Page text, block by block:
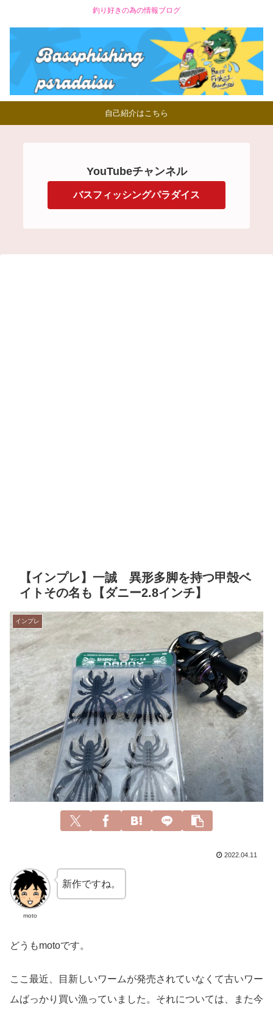
釣り好きの為の情報ブログ
自己紹介はこちら
YouTubeチャンネル
バスフィッシングパラダイス
【インプレ】一誠 異形多脚を持つ甲殻ベ
イトその名も【ダニー2.8インチ】
インプレ
2022.04.11
moto
新作ですね。
どうもmotoです。
ここ最近、目新しいワームが発売されていなくて古いワー
ムばっかり買い漁っていました。それについては、また今